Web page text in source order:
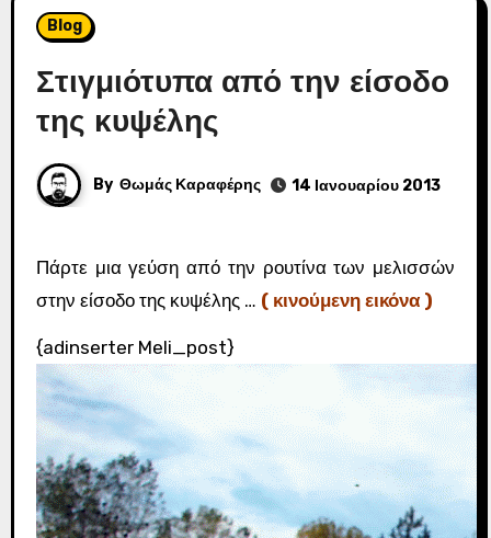
Blog
Στιγμιότυπα από την είσοδο
της κυψέλης
By Θωμάς Καραφέρης 14 Ιανουαρίου 2013
Πάρτε μια γεύση από την ρουτίνα των μελισσών
στην είσοδο της κυψέλης … ( κινούμενη εικόνα )
{adinserter Meli_post}